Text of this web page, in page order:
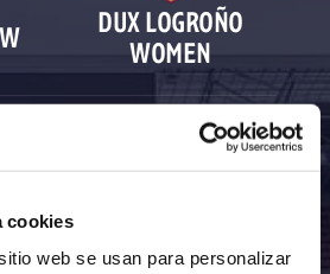
cookies
web se usan para personalizar
DUX LOGROÑO
WOMEN
LR. 16 ABU. - 18:00